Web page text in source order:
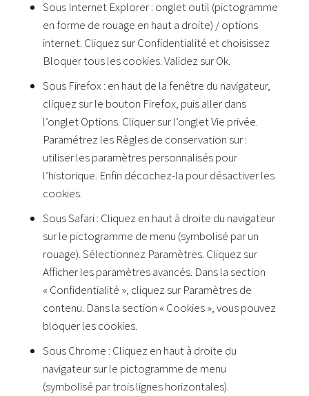
Sous Internet Explorer : onglet outil (pictogramme
en forme de rouage en haut a droite) / options
internet. Cliquez sur Confidentialité et choisissez
Bloquer tous les cookies. Validez sur Ok.
Sous Firefox : en haut de la fenêtre du navigateur,
cliquez sur le bouton Firefox, puis aller dans
l’onglet Options. Cliquer sur l’onglet Vie privée.
Paramétrez les Règles de conservation sur :
utiliser les paramètres personnalisés pour
l’historique. Enfin décochez-la pour désactiver les
cookies.
Sous Safari : Cliquez en haut à droite du navigateur
sur le pictogramme de menu (symbolisé par un
rouage). Sélectionnez Paramètres. Cliquez sur
Afficher les paramètres avancés. Dans la section
« Confidentialité », cliquez sur Paramètres de
contenu. Dans la section « Cookies », vous pouvez
bloquer les cookies.
Sous Chrome : Cliquez en haut à droite du
navigateur sur le pictogramme de menu
(symbolisé par trois lignes horizontales).